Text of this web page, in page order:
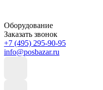
Оборудование
Заказать звонок
+7 (495) 295-90-95
info@posbazar.ru